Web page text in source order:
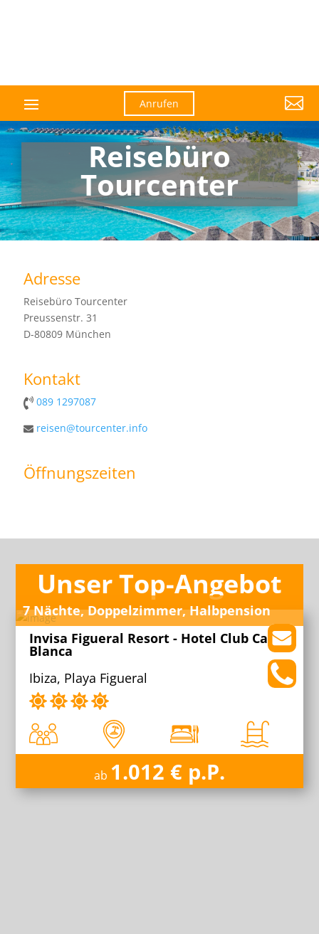
Anrufen 
Reisebüro
Tourcenter
Adresse
Reisebüro Tourcenter
Preussenstr. 31
D-80809 München
Kontakt
089 1297087
reisen@tourcenter.info
Öffnungszeiten
Unser Top-Angebot
7 Nächte, Doppelzimmer, Halbpension
Invisa Figueral Resort - Hotel Club Cala
Blanca
Ibiza, Playa Figueral
ab 1.012 € p.P.